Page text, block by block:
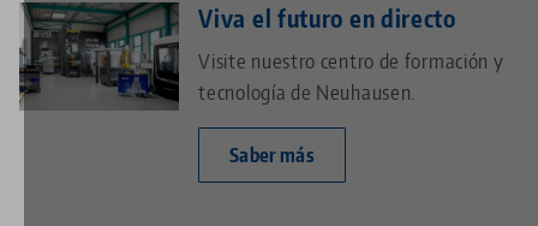
Viva el futuro en directo
Visite nuestro centro de formación y
tecnología de Neuhausen.
Saber más